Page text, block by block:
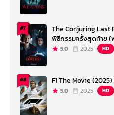
#7
The Conjuring Last
พิธีกรรมครั้งสุดท้าย (
5.0 2025 HD
#8 F1 The Movie (2025)
5.0 2025 HD